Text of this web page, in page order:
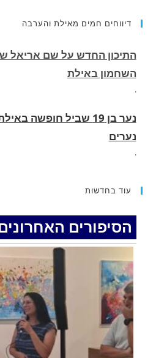
דיווחים חמים מאילת והערבה
נער בן 19 שביל חופשה
נערים
.
שועל נצפה בלילה מסתובב
בשכונת השחמון באילת
.
.
חצבה. פצועים
התיכון החדש על שם אריאל
השחמון באילת
עוד בחדשות
הסיפורים